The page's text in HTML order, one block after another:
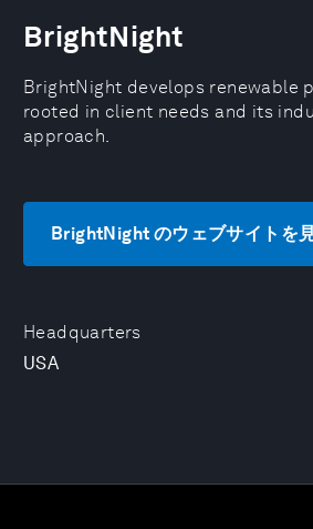
Headquarters
USA
BrightNight
BrightNight develops renewable
rooted in client needs and its
approach.
BrightNight のウェブサイトを